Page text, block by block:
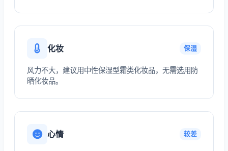
化妆 保湿
风力不大，建议用中性保湿型霜类化妆品，无需选用防
晒化妆品。
心情 较差